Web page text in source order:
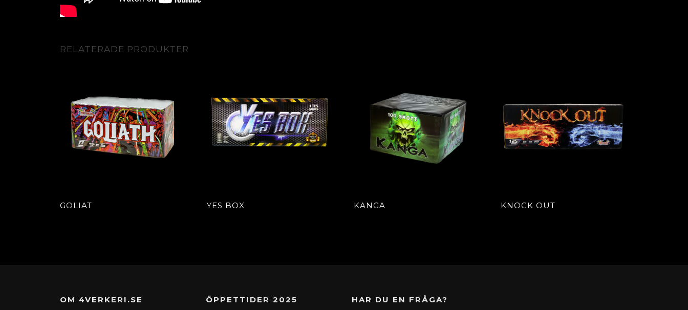
RELATERADE PRODUKTER
GOLIAT YES BOX KANGA KNOCK OUT
OM 4VERKERI.SE ÖPPETTIDER 2025 HAR DU EN FRÅGA?